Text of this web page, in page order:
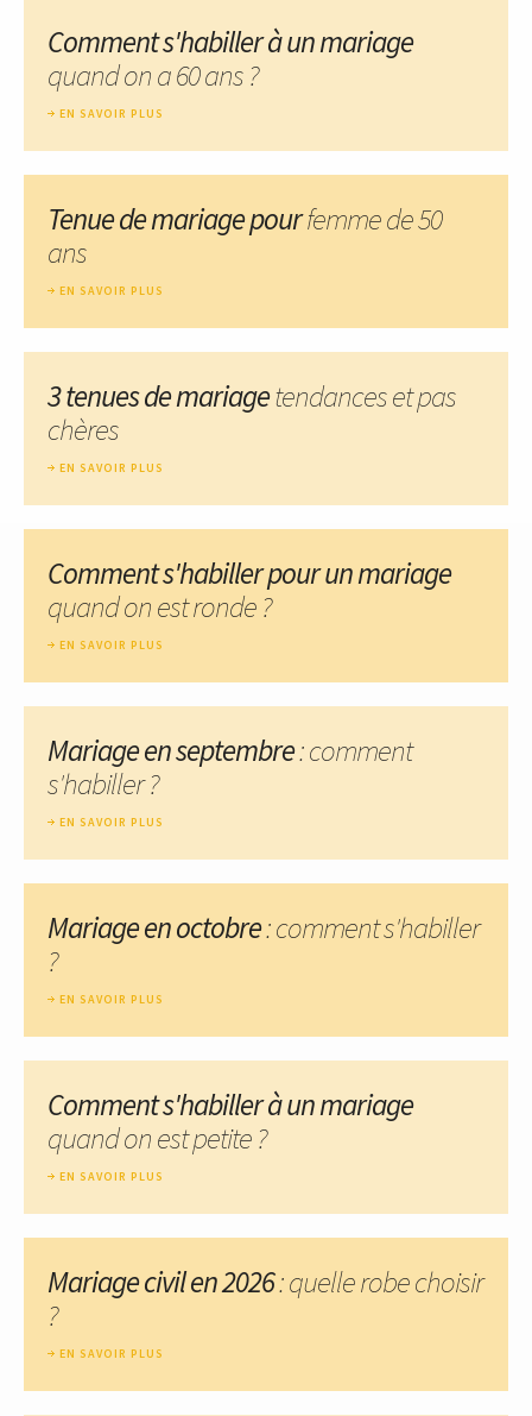
Comment s'habiller à un mariage
quand on a 60 ans ?
EN SAVOIR PLUS
Tenue de mariage pourfemme de 50
ans
EN SAVOIR PLUS
3 tenues de mariagetendances et pas
chères
EN SAVOIR PLUS
Comment s'habiller pour un mariage
quand on est ronde ?
EN SAVOIR PLUS
Mariage en septembre: comment
s'habiller ?
EN SAVOIR PLUS
Mariage en octobre: comment s'habiller
?
EN SAVOIR PLUS
Comment s'habiller à un mariage
quand on est petite ?
EN SAVOIR PLUS
Mariage civil en 2026: quelle robe choisir
?
EN SAVOIR PLUS